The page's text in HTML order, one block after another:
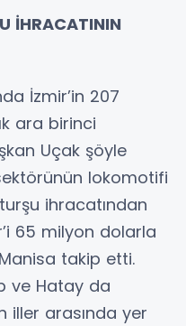
İHRACATININ
İzmir’in 207
ara birinci
Uçak şöyle
lokomotifi
ihracatından
65 milyon dolarla
takip etti.
ve Hatay da
iller arasında yer